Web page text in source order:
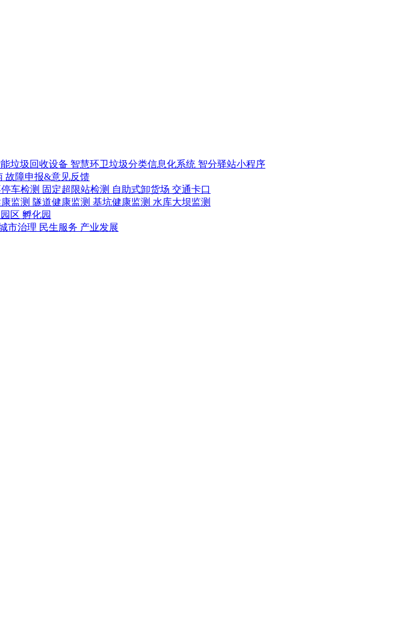
垃圾回收设备 智慧环卫垃圾分类信息化系统 智分驿站小程序
故障申报&意见反馈
车检测 固定超限站检测 自助式卸货场 交通卡口
监测 隧道健康监测 基坑健康监测 水库大坝监测
区 孵化园
市治理 民生服务 产业发展